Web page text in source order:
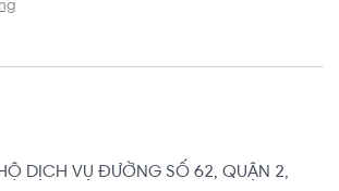
DỊCH VỤ ĐƯỜNG SỐ 62, QUẬN 2,